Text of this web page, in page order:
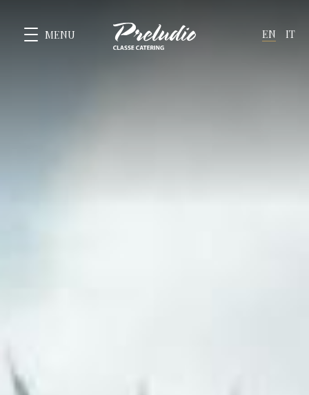
MENU EN IT